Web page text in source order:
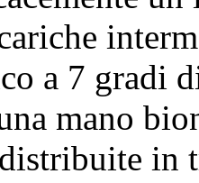
a 7 gradi
mano
in